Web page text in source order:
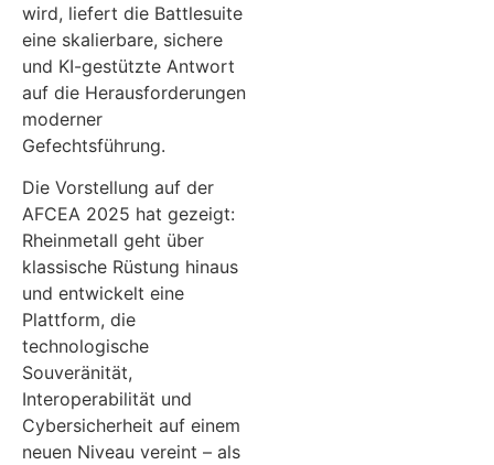
wird, liefert die Battlesuite
eine skalierbare, sichere
und KI-gestützte Antwort
auf die Herausforderungen
moderner
Gefechtsführung.
Die Vorstellung auf der
AFCEA 2025 hat gezeigt:
Rheinmetall geht über
klassische Rüstung hinaus
und entwickelt eine
Plattform, die
technologische
Souveränität,
Interoperabilität und
Cybersicherheit auf einem
neuen Niveau vereint – als